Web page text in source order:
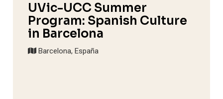
UVic-UCC Summer
Program: Spanish Culture
in Barcelona
Barcelona, España